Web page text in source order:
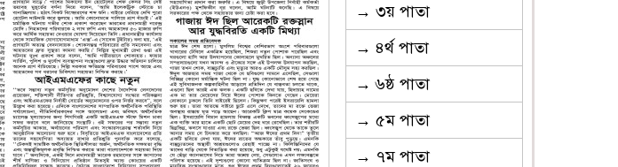
→ ৩য় পাতা
→ ৪র্থ পাতা
→ ৬ষ্ঠ পাতা
→ ৫ম পাতা
→ ৭ম পাতা